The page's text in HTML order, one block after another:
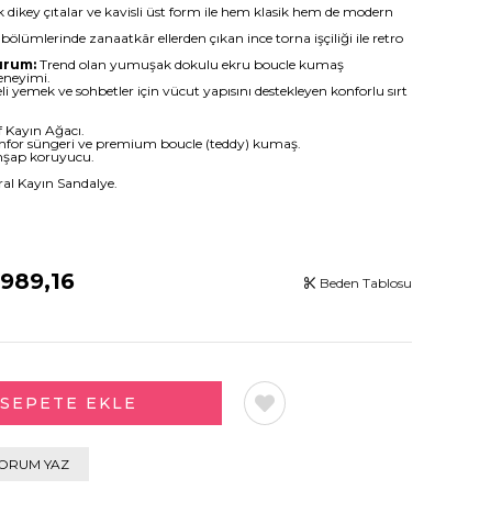
dikey çıtalar ve kavisli üst form ile hem klasik hem de modern
zanaatkâr ellerden çıkan ince torna işçiliği ile retro
Trend olan yumuşak dokulu ekru boucle kumaş
yemek ve sohbetler için vücut yapısını destekleyen konforlu sırt
Kayın Ağacı.
süngeri ve premium boucle (teddy) kumaş.
koruyucu.
Kayın Sandalye.
Beden Tablosu
YAZ